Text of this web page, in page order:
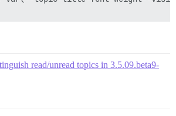
read/unread topics in 3.5.09.beta9-